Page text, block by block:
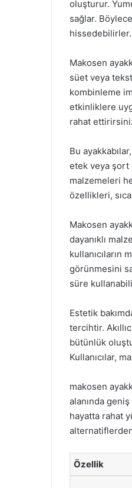
oluşturur.
sağlar.
hissedebilirler.
Makosen
süet veya
kombinleme
etkinliklere
rahat
Bu
etek veya şort
malzemeleri
özellikleri,
Makosen
dayanıklı
kullanıcıların
görünmesini
süre
Estetik
tercihtir.
bütünlük
Kullanıcılar,
makosen
alanında
hayatta rahat
Özellik